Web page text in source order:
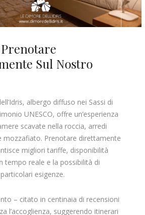
Sul Nostro
albergo diffuso nei Sassi di
UNESCO, offre un’esperienza
scavate nella roccia, arredi
mozzafiato. Prenotare direttamente
migliori tariffe, disponibilità
tempo reale e la possibilità di
esigenze.
– citato in centinaia di recensioni
l’accoglienza, suggerendo itinerari